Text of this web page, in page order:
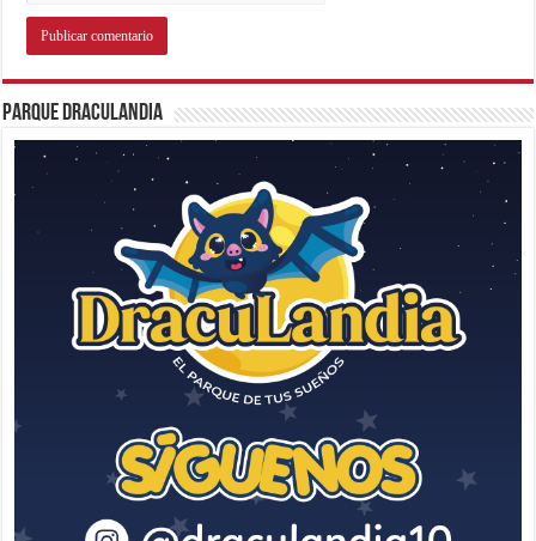
Parque Draculandia